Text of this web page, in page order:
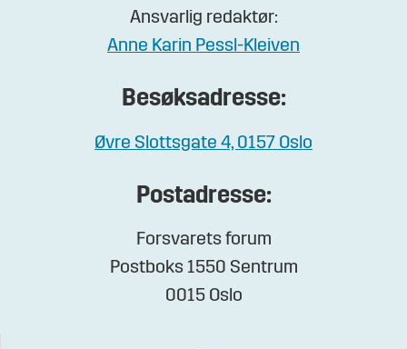
Ansvarlig redaktør:
Anne Karin Pessl-Kleiven
Besøksadresse:
Øvre Slottsgate 4, 0157 Oslo
Postadresse:
Forsvarets forum
Postboks 1550 Sentrum
0015 Oslo